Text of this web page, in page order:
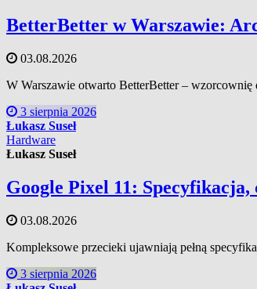
BetterBetter w Warszawie:
03.08.2026
W Warszawie otwarto BetterBetter –
3 sierpnia 2026
Łukasz Suseł
Hardware
Łukasz Suseł
Google Pixel 11:
03.08.2026
Kompleksowe przecieki ujawniają pełną
3 sierpnia 2026